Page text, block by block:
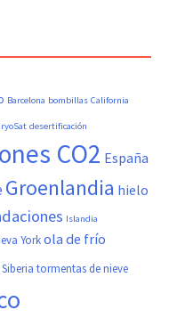
Barcelona bombillas California
desertificación
CO2 España
Groenlandia hielo
Islandia
Yorkola de frío
Siberia tormentas de nieve